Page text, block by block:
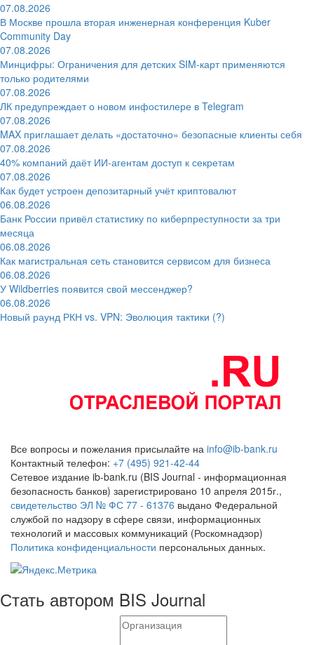
07.08.2026
В Москве прошла вторая инженерная конференция Kuber
Community Day
07.08.2026
Минцифры: Ограничения для детских SIM-карт применяются
только родителями
07.08.2026
ЛК предупреждает о новом инфостилере в Telegram
07.08.2026
MAX приглашает делать «достаточно» безопасные клиенты себя
07.08.2026
40% компаний даёт ИИ‑агентам доступ к секретам
07.08.2026
Как будет устроен депозитарный учёт криптовалют
06.08.2026
Банк России привёл статистику по киберпреступности за три
месяца
06.08.2026
Как магистральная сеть становится сервисом для бизнеса
06.08.2026
У Wildberries появится свой мессенджер?
06.08.2026
Новый раунд РКН vs. VPN: Эволюция тактики (?)
Все вопросы и пожелания присылайте на info@ib-bank.ru
Контактный телефон: +7 (495) 921-42-44
Сетевое издание ib-bank.ru (BIS Journal - информационная
безопасность банков) зарегистрировано 10 апреля 2015г.,
свидетельство ЭЛ № ФС 77 - 61376 выдано Федеральной
службой по надзору в сфере связи, информационных
технологий и массовых коммуникаций (Роскомнадзор)
Политика конфиденциальности персональных данных.
Стать автором BIS Journal